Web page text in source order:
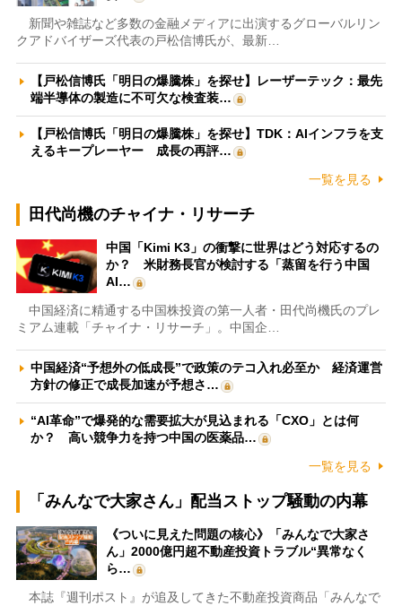
新聞や雑誌など多数の金融メディアに出演するグローバルリン
クアドバイザーズ代表の戸松信博氏が、最新…
【戸松信博氏「明日の爆騰株」を探せ】レーザーテック：最先
端半導体の製造に不可欠な検査装…
【戸松信博氏「明日の爆騰株」を探せ】TDK：AIインフラを支
えるキープレーヤー 成長の再評…
一覧を見る
田代尚機のチャイナ・リサーチ
中国「Kimi K3」の衝撃に世界はどう対応するの
か？ 米財務長官が検討する「蒸留を行う中国
AI…
中国経済に精通する中国株投資の第一人者・田代尚機氏のプレ
ミアム連載「チャイナ・リサーチ」。中国企…
中国経済“予想外の低成長”で政策のテコ入れ必至か 経済運営
方針の修正で成長加速が予想さ…
“AI革命”で爆発的な需要拡大が見込まれる「CXO」とは何
か？ 高い競争力を持つ中国の医薬品…
一覧を見る
「みんなで大家さん」配当ストップ騒動の内幕
《ついに見えた問題の核心》「みんなで大家さ
ん」2000億円超不動産投資トラブル“異常なく
ら…
本誌『週刊ポスト』が追及してきた不動産投資商品「みんなで